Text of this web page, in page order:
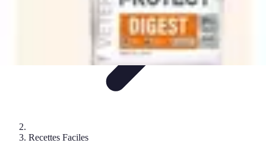
Recettes Faciles